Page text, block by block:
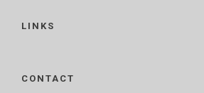
LINKS
CONTACT